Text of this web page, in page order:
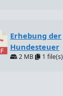
Erhebung der
Hundesteuer
2 MB 1 file(s)